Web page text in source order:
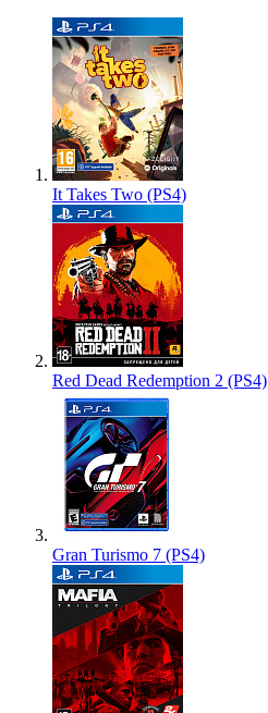
It Takes Two (PS4)
Red Dead Redemption 2 (PS4)
Gran Turismo 7 (PS4)